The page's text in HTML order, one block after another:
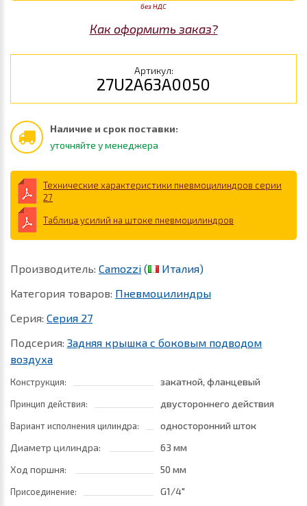
без НДС
Как оформить заказ?
Артикул:
27U2A63A0050
Наличие и срок поставки:
уточняйте у менеджера
Технические характеристики пневмоцилиндров серии
27
Таблица усилий на штоке пневмоцилиндров
Производитель: Camozzi (
Италия)
Категория товаров: Пневмоцилиндры
Серия: Серия 27
Подсерия: Задняя крышка с боковым подводом
воздуха
Конструкция: закатной, фланцевый
Принцип действия: двустороннего действия
Вариант исполнения цилиндра:
односторонний шток
Диаметр цилиндра:
63 мм
Ход поршня:
50 мм
Присоединение: G1/4"